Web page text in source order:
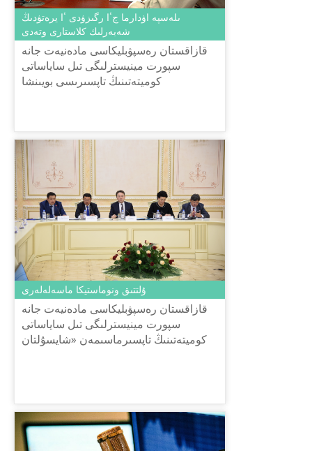
ىلەسپە اۋدارما جٴا رگىزۋدى ٴا يرەتۋدىڭ
شەبەرلىك كلاستارى وتەدى
قازاقستان رەسپۋبليكاسى مادەنيەت جانە
سپورت مينيسترلىگى تىل ساياساتى
كوميتەتىنىڭ تاپسىرىسى بويىنشا
ۇلتتىق ونوماستيكا ماسەلەلەرى
قازاقستان رەسپۋبليكاسى مادەنيەت جانە
سپورت مينيسترلىگى تىل ساياساتى
كوميتەتىنىڭ تاپسىرماسىمەن «شايسۇلتان